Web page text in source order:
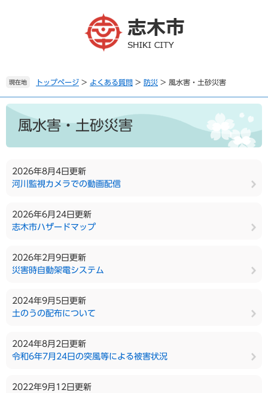
。
て
へ
現在地 トップページ > よくある質問 > 防災 > 風水害・土砂災害
本
風水害・土砂災害
2026年8月4日更新
河川監視カメラでの動画配信
2026年6月24日更新
志木市ハザードマップ
2026年2月9日更新
災害時自動架電システム
2024年9月5日更新
土のうの配布について
2024年8月2日更新
令和6年7月24日の突風等による被害状況
2022年9月12日更新